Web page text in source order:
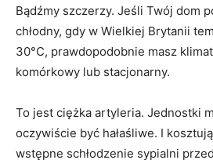
Bądźmy szczerzy. Jeśli Twój dom
chłodny, gdy w Wielkiej Brytanii
30°C, prawdopodobnie masz
komórkowy lub stacjonarny.
To jest ciężka artyleria. Jednostki
oczywiście być hałaśliwe. I
wstępne schłodzenie sypialni